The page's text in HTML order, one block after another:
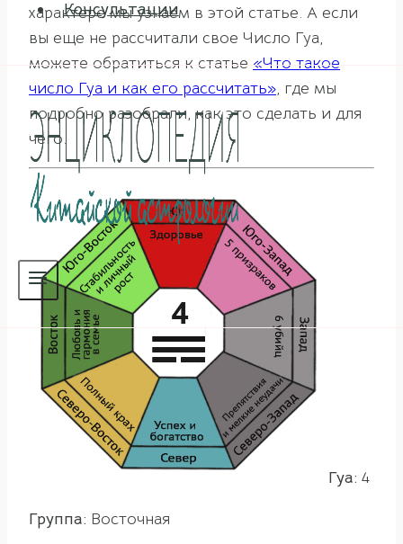
Консультации
характере мы узнаем в этой статье. А если
вы еще не рассчитали свое Число Гуа,
можете обратиться к статье «Что такое
число Гуа и как его рассчитать», где мы
подробно разобрали, как это сделать и для
чего.
Гуа: 4
Группа: Восточная